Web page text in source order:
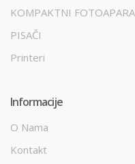
KOMPAKTNI
PISAČI
Printeri
Informacije
O Nama
Kontakt